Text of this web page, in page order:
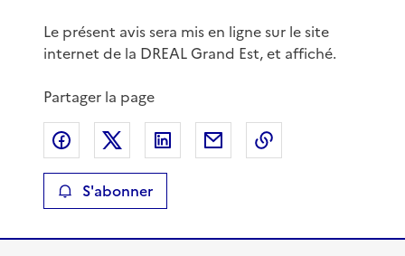
Le présent avis sera mis en ligne sur le site
internet de la DREAL Grand Est, et affiché.
Partager la page
Partager sur Facebook
Partager sur XPartager sur LinkedIn
Partager par email
S'abonner